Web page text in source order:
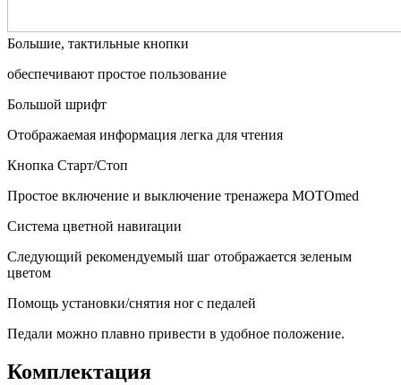
Большие, тактильные кнопки
обеспечивают простое пользование
Большой шрифт
Отображаемая информация легка для чтения
Кнопка Старт/Стоп
Простое включение и выключение тренажера MOTOmed
Система цветной навиrации
Следующий рекомендуемый шаг отображается зеленым
цветом
Помощь установки/снятия ноr с педалей
Педали можно плавно привести в удобное положение.
Комплектация